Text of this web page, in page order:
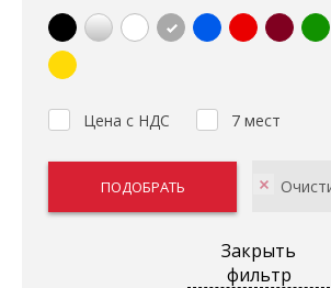
Цена с НДС 7 мест
Закрыть
фильтр